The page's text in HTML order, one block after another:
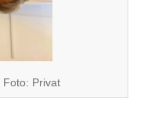
Foto: Privat